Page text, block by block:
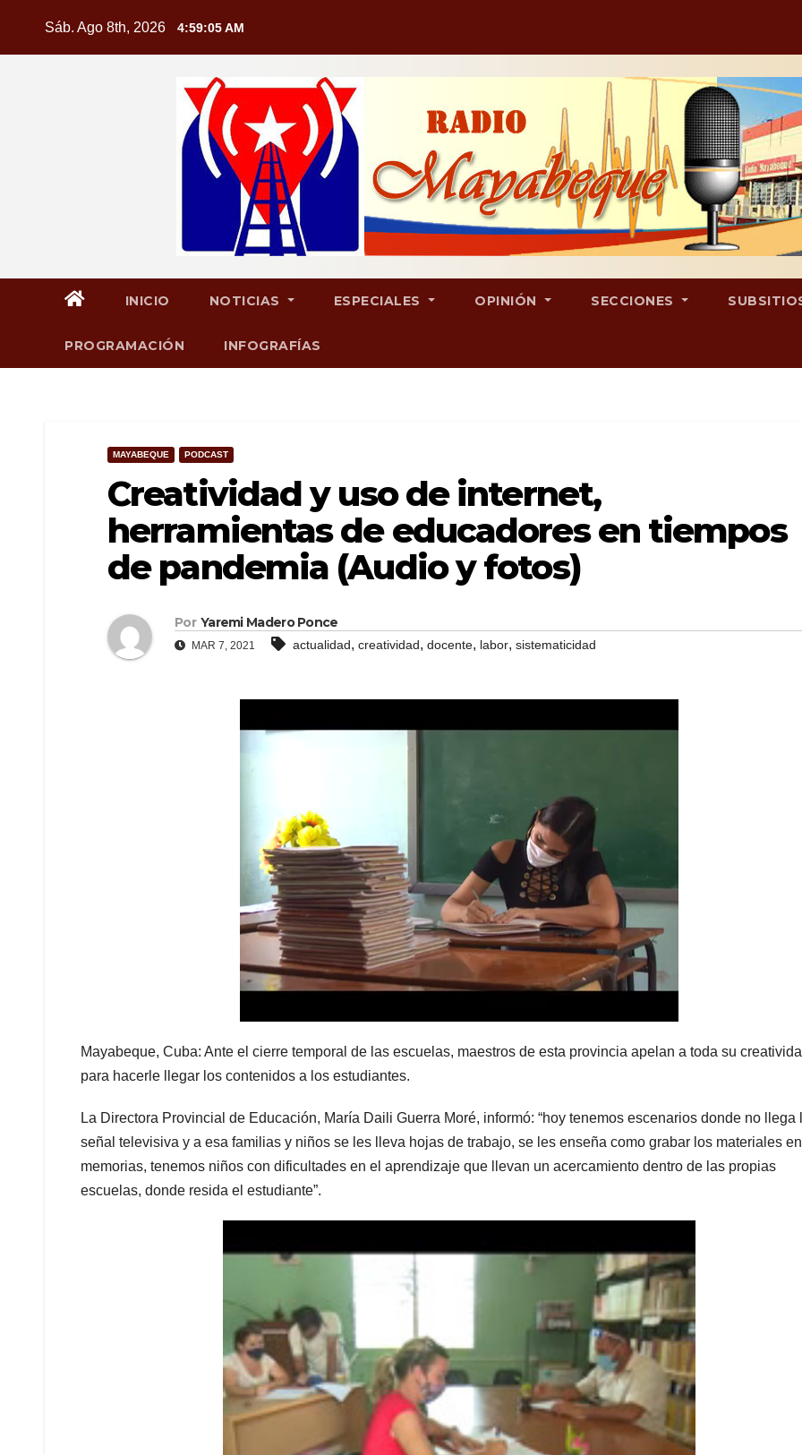
Sáb. Ago 8th, 2026 4:59:07 AM
INICIO NOTICIAS ESPECIALES OPINIÓN SECCIONES
PROGRAMACIÓN INFOGRAFÍAS
MAYABEQUE PODCAST
Creatividad y uso de internet,
herramientas de educadores en tiempos
de pandemia (Audio y fotos)
Por Yaremi Madero Ponce
MAR 7, 2021 actualidad, creatividad, docente, labor, sistematicidad
Mayabeque, Cuba: Ante el cierre temporal de las escuelas, maestros de esta provincia apelan a toda su
para hacerle llegar los contenidos a los estudiantes.
La Directora Provincial de Educación, María Daili Guerra Moré, informó: “hoy tenemos escenarios donde no llega
señal televisiva y a esa familias y niños se les lleva hojas de trabajo, se les enseña como grabar los materiales en
memorias, tenemos niños con dificultades en el aprendizaje que llevan un acercamiento dentro de las propias
escuelas, donde resida el estudiante”.